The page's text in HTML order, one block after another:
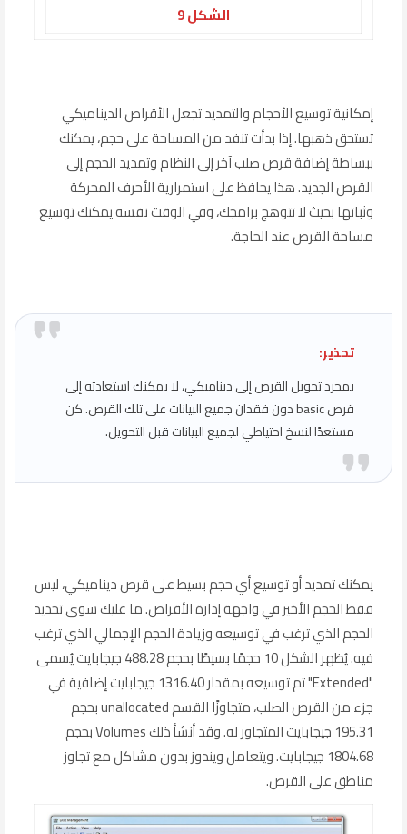
الشكل 9
إمكانية توسيع الأحجام والتمديد تجعل الأقراص الديناميكي
تستحق ذهبها. إذا بدأت تنفد من المساحة على حجم، يمكنك
ببساطة إضافة قرص صلب آخر إلى النظام وتمديد الحجم إلى
القرص الجديد. هذا يحافظ على استمرارية الأحرف المحركة
وثباتها بحيث لا تتوهج برامجك، وفي الوقت نفسه يمكنك توسيع
مساحة القرص عند الحاجة.
تحذير:
بمجرد تحويل القرص إلى ديناميكي، لا يمكنك استعادته إلى
قرص basic دون فقدان جميع البيانات على تلك القرص. كن
مستعدًا لنسخ احتياطي لجميع البيانات قبل التحويل.
يمكنك تمديد أو توسيع أي حجم بسيط على قرص ديناميكي، ليس
فقط الحجم الأخير في واجهة إدارة الأقراص. ما عليك سوى تحديد
الحجم الذي ترغب في توسيعه وزيادة الحجم الإجمالي الذي ترغب
فيه. يُظهر الشكل 10 حجمًا بسيطًا بحجم 488.28 جيجابايت يُسمى
"Extended" تم توسيعه بمقدار 1316.40 جيجابايت إضافية في
جزء من القرص الصلب، متجاوزًا القسم unallocated بحجم
195.31 جيجابايت المتجاور له. وقد أنشأ ذلك Volumes بحجم
1804.68 جيجابايت. ويتعامل ويندوز بدون مشاكل مع تجاوز
مناطق على القرص.